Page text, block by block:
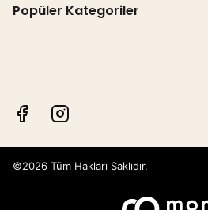
Popüler Kategoriler
©2026 Tüm Hakları Saklıdır.